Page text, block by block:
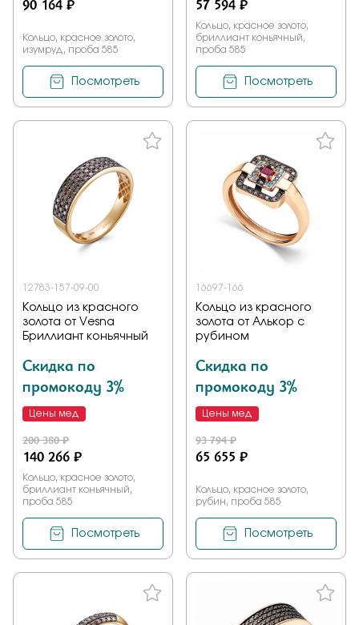
90 164 ₽
Кольцо, красное золото,
изумруд, проба 585
Посмотреть
57 594 ₽
Кольцо, красное золото,
бриллиант коньячный,
проба 585
Посмотреть
12783-157-09-00
Кольцо из красного
золота от Vesna
Бриллиант коньячный
Скидка по
промокоду 3%
Цены мед
200 380 ₽
140 266 ₽
Кольцо, красное золото,
бриллиант коньячный,
проба 585
Посмотреть
16697-166
Кольцо из красного
золота от Алькор с
рубином
Скидка по
промокоду 3%
Цены мед
93 794 ₽
65 655 ₽
Кольцо, красное золото,
рубин, проба 585
Посмотреть